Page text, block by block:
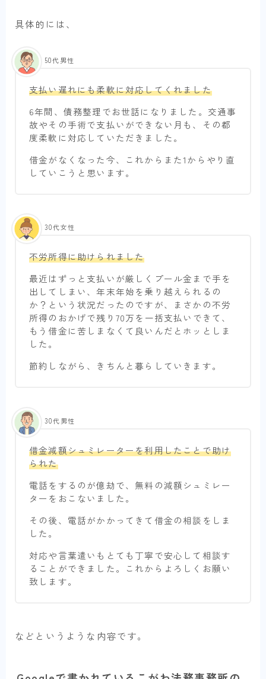
具体的には、
支払い遅れにも柔軟に対応してくれました
6年間、債務整理でお世話になりました。交通事
故やその手術で支払いができない月も、その都
度柔軟に対応していただきました。
借金がなくなった今、これからまた1からやり直
していこうと思います。
50代男性
不労所得に助けられました
最近はずっと支払いが厳しくプール金まで手を
出してしまい、年末年始を乗り越えられるの
か？という状況だったのですが、まさかの不労
所得のおかげで残り70万を一括支払いできて、
もう借金に苦しまなくて良いんだとホッとしま
した。
節約しながら、きちんと暮らしていきます。
30代女性
借金減額シュミレーターを利用したことで助け
られた
電話をするのが億劫で、無料の減額シュミレー
ターをおこないました。
その後、電話がかかってきて借金の相談をしま
した。
対応や言葉遣いもとても丁寧で安心して相談す
ることができました。これからよろしくお願い
致します。
30代男性
などというような内容です。